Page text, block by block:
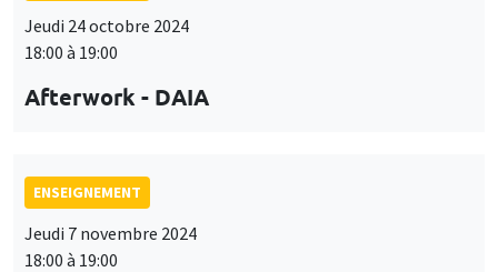
Jeudi 24 octobre 2024
18:00 à 19:00
Afterwork - DAIA
ENSEIGNEMENT
Jeudi 7 novembre 2024
18:00 à 19:00